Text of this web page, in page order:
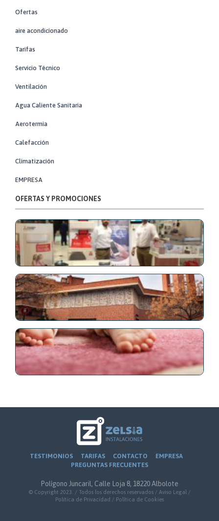
Ofertas
aire acondicionado
Tarifas
Servicio Técnico
Ventilación
Agua Caliente Sanitaria
Aerotermia
Calefacción
Climatización
EMPRESA
OFERTAS Y PROMOCIONES
TESTIMONIOS TARIFAS CONTACTO
EMPRESA
PREGUNTAS FRECUENTES
Polígono Juncaril, Calle Loja 8, 18220 Albolote
© Copyright 2023. / Todos los derechos reservados / Aviso Legal
/
Política de Privacidad / Política de Cookies